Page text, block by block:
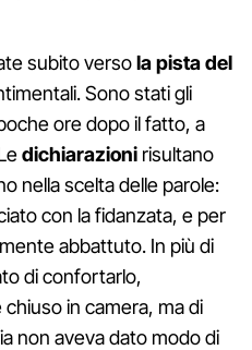
subito versola pista del
Sono stati gli
ore dopo il fatto, a
dichiarazioni risultano
nella scelta delle parole:
con la fidanzata, e per
abbattuto. In più di
di confortarlo,
in camera, ma di
non aveva dato modo di